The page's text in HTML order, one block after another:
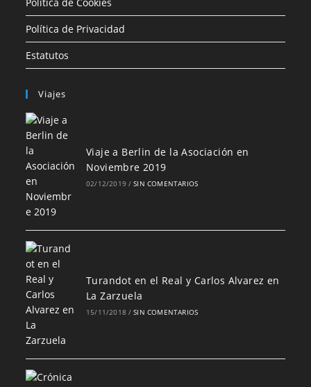
Política de Privacidad
Estatutos
Viajes
Viaje a Berlin de la Asociación en
Noviembre 2019
02/12/2019 / SIN COMENTARIOS
Turandot en el Real y Carlos Alvarez en
La Zarzuela
15/11/2018 / SIN COMENTARIOS